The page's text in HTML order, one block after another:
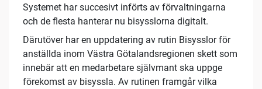
Systemet har succesivt införts av förvaltningarna
och de flesta hanterar nu bisysslorna digitalt.
Därutöver har en uppdatering av rutin Bisysslor för
anställda inom Västra Götalandsregionen skett som
innebär att en medarbetare självmant ska uppge
förekomst av bisyssla. Av rutinen framgår vilka